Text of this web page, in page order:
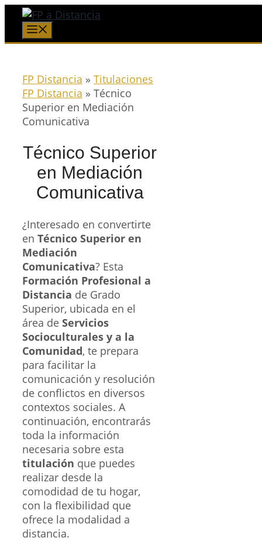
Saltar
contenido
FP Distancia » Titulaciones
FP Distancia » Técnico
Superior en Mediación
Comunicativa
Técnico Superior
en Mediación
Comunicativa
¿Interesado en convertirte
en Técnico Superior en
Mediación
Comunicativa? Esta
Formación Profesional a
Distancia de Grado
Superior, ubicada en el
área de Servicios
Socioculturales y a la
Comunidad, te prepara
para facilitar la
comunicación y resolución
de conflictos en diversos
contextos sociales. A
continuación, encontrarás
toda la información
necesaria sobre esta
titulación que puedes
realizar desde la
comodidad de tu hogar,
con la flexibilidad que
ofrece la modalidad a
distancia.